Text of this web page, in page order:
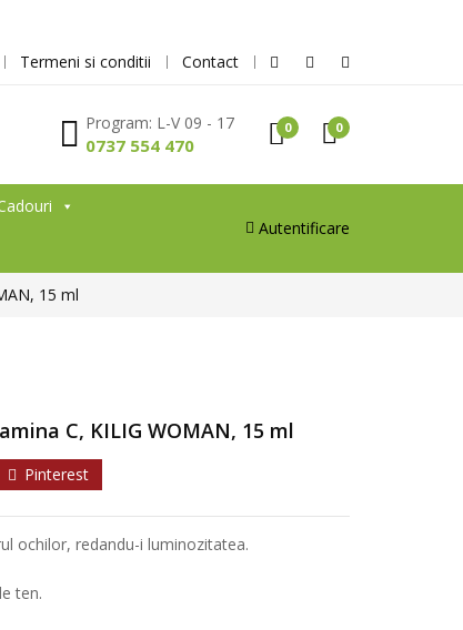
Termeni si conditii Contact
Program: L-V 09 - 17
0737 554 470
0 0
Autentificare
15 ml
C, KILIG WOMAN, 15 ml
Pinterest
ochilor, redandu-i luminozitatea.
ten.